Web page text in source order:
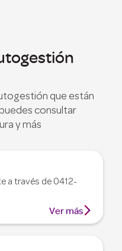
que están
consultar
y más
a través de 0412-
Ver más